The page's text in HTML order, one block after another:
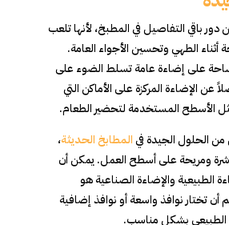
دور باقي التفاصيل في المطبخ، لأنها تلعب
أثناء الطهي وتحسين الأجواء العامة.
على إضاءة عامة تسلط الضوء على
عن الإضاءة المركزة على الأماكن التي
الأسطح المستخدمة لتحضير الطعام.
من الحلول الجيدة فيالمطابخ الحديثة،
ومريحة على أسطح العمل. يمكن أن
الطبيعية والإضاءة الصناعية هو
أن تختار نوافذ واسعة أو نوافذ إضافية
الطبيعي بشكل مناسب.